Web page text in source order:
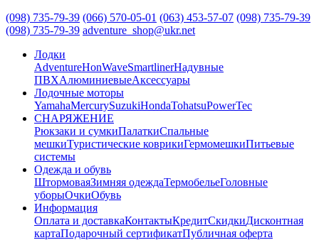
(098) 735-79-39 (066) 570-05-01 (063) 453-57-07 (098) 735-79-39
(098) 735-79-39 adventure_shop@ukr.net
Лодки
AdventureHonWaveSmartlinerНадувные
ПВХАлюминиевыеАксессуары
Лодочные моторы
YamahaMercurySuzukiHondaTohatsuPowerTec
СНАРЯЖЕНИЕ
Рюкзаки и сумкиПалаткиСпальные
мешкиТуристические коврикиГермомешкиПитьевые
системы
Одежда и обувь
ШтормоваяЗимняя одеждаТермобельеГоловные
уборыОчкиОбувь
Информация
Оплата и доставкаКонтактыКредитСкидкиДисконтная
картаПодарочный сертификатПубличная оферта